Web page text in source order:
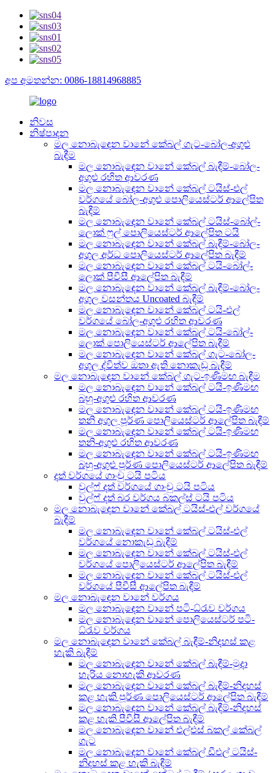
අප අමතන්න: 0086-18814968885
නිවස
නිෂ්පාදන
මල නොබැඳෙන වානේ කේබල් ගැට-බෝල-අගුළු
බැඳීම
මල නොබැඳෙන වානේ කේබල් බැඳීම්-බෝල-
අගුළු රහිත ආවරණ
මල නොබැඳෙන වානේ කේබල් ටයිස්-එල්
වර්ගයේ බෝල-අගුළු පොලියෙස්ටර් ආලේපිත
බැඳීම්
මල නොබැඳෙන වානේ කේබල් ටයිස්-බෝල්-
ලොක් ෆුල් පොලියෙස්ටර් ආලේපිත ටයි
මල නොබැඳෙන වානේ කේබල් බැඳීම්-බෝල-
අගුල අර්ධ පොලියෙස්ටර් ආලේපිත බැඳීම්
මල නොබැඳෙන වානේ කේබල් ටයි-බෝල්-
ලොක් පීවීසී ආලේපිත බැඳීම්
මල නොබැඳෙන වානේ කේබල් බැඳීම්-බෝල-
අගුල වසන්තය Uncoated බැඳීම්
මල නොබැඳෙන වානේ කේබල් ටයි-එල්
වර්ගයේ බෝල-අගුළු රහිත ආවරණ
මල නොබැඳෙන වානේ කේබල් ටයි-බෝල්-
ලොක් පොලියෙස්ටර් ආලේපිත බැඳීම්
මල නොබැඳෙන වානේ කේබල් ගැට-බෝල-
අගුල ද්විත්ව ඔතා ඇති නොකැඩූ බැඳීම්
මල නොබැඳෙන වානේ කේබල් ගැට-ඉණිමඟ බැඳීම
මල නොබැඳෙන වානේ කේබල් ටයි-ඉණිමඟ
බහු-අගුළු රහිත ආවරණ
මල නොබැඳෙන වානේ කේබල් ටයි-ඉණිමඟ
තනි අගුල පූර්ණ පොලියෙස්ටර් ආලේපිත බැඳීම්
මල නොබැඳෙන වානේ කේබල් ටයි-ඉණිමඟ
තනි-අගුළු රහිත ආවරණ
මල නොබැඳෙන වානේ කේබල් ටයි-ඉණිමඟ
බහු-අගුළු පූර්ණ පොලියෙස්ටර් ආලේපිත බැඳීම්
දත් වර්ගයේ ගාංචු ටයි පටිය
වුල්ෆ් දත් වර්ගයේ ගාංචු ටයි පටිය
වුල්ෆ් දත් බර වර්ගය බකල්ස් ටයි පටිය
මල නොබැඳෙන වානේ කේබල් ටයිස්-එල් වර්ගයේ
බැඳීම්
මල නොබැඳෙන වානේ කේබල් ටයිස්-එල්
වර්ගයේ නොකැඩූ බැඳීම්
මල නොබැඳෙන වානේ කේබල් ටයිස්-එල්
වර්ගයේ පොලියෙස්ටර් ආලේපිත බැඳීම්
මල නොබැඳෙන වානේ කේබල් ටයිස්-එල්
වර්ගයේ පීවීසී ආලේපිත බැඳීම්
මල නොබැඳෙන වානේ වර්ගය
මල නොබැඳෙන වානේ පටි-ධ්රැව වර්ගය
මල නොබැඳෙන වානේ පොලියෙස්ටර් පටි-
ධ්රැව වර්ගය
මල නොබැඳෙන වානේ කේබල් බැඳීම්-නිදහස් කළ
හැකි බැඳීම්
මල නොබැඳෙන වානේ කේබල් බැඳීම්-මුදා
හැරිය නොහැකි ආවරණ
මල නොබැඳෙන වානේ කේබල් බැඳීම්-නිදහස්
කළ හැකි පූර්ණ පොලියෙස්ටර් ආලේපිත බැඳීම්
මල නොබැඳෙන වානේ කේබල් බැඳීම්-නිදහස්
කළ හැකි පීවීසී ආලේපිත බැඳීම්
මල නොබැඳෙන වානේ එල්එස් බකල් කේබල්
ගැට
මල නොබැඳෙන වානේ කේබල් ඩීඑල් ටයිස්-
නිදහස් කළ හැකි බැඳීම්